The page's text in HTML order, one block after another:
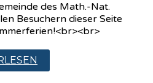
des Math.-Nat.
Besuchern dieser Seite